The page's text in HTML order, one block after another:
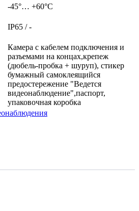
-45°… +60°С
IP65 / -
Камера с кабелем подключения и
разъемами на концах,крепеж
(дюбель-пробка + шуруп), cтикер
бумажный самоклеящийся
предостережение "Ведется
видеонаблюдение",паспорт,
упаковочная коробка